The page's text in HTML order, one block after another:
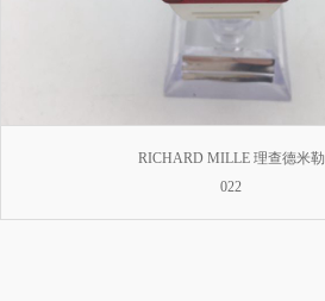
RICHARD MILLE 理查德米勒
022